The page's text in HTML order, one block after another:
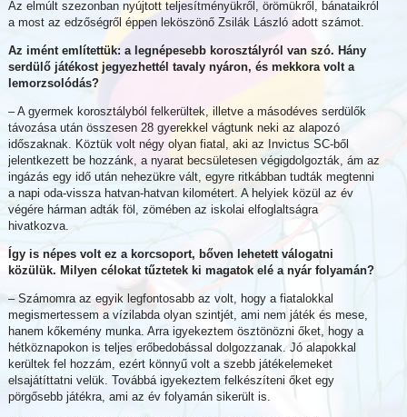
Az elmúlt szezonban nyújtott teljesítményükről, örömükről, bánataikról
a most az edzőségről éppen leköszönő Zsilák László adott számot.
Az imént említettük: a legnépesebb korosztályról van szó. Hány
serdülő játékost jegyezhettél tavaly nyáron, és mekkora volt a
lemorzsolódás?
– A gyermek korosztályból felkerültek, illetve a másodéves serdülők
távozása után összesen 28 gyerekkel vágtunk neki az alapozó
időszaknak. Köztük volt négy olyan fiatal, aki az Invictus SC-ből
jelentkezett be hozzánk, a nyarat becsületesen végigdolgozták, ám az
ingázás egy idő után nehezükre vált, egyre ritkábban tudták megtenni
a napi oda-vissza hatvan-hatvan kilométert. A helyiek közül az év
végére hárman adták föl, zömében az iskolai elfoglaltságra
hivatkozva.
Így is népes volt ez a korcsoport, bőven lehetett válogatni
közülük. Milyen célokat tűztetek ki magatok elé a nyár folyamán?
– Számomra az egyik legfontosabb az volt, hogy a fiatalokkal
megismertessem a vízilabda olyan szintjét, ami nem játék és mese,
hanem kőkemény munka. Arra igyekeztem ösztönözni őket, hogy a
hétköznapokon is teljes erőbedobással dolgozzanak. Jó alapokkal
kerültek fel hozzám, ezért könnyű volt a szebb játékelemeket
elsajátíttatni velük. Továbbá igyekeztem felkészíteni őket egy
pörgősebb játékra, ami az év folyamán sikerült is.